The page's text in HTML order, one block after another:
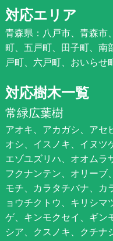
対応エリア
青森県：八戸市、青森市
町、五戸町、田子町、南
戸町、六戸町、おいらせ
対応樹木一覧
常緑広葉樹
アオキ、アカガシ、アセ
オシ、イスノキ、イヌツ
エゾユズリハ、オオムラ
フクナンテン、オリーブ
モチ、カラタチバナ、カ
ョウチクトウ、キリシマ
ゲ、キンモクセイ、ギン
シア、クスノキ、クチナ